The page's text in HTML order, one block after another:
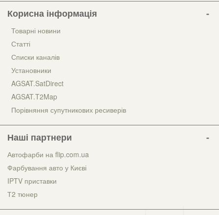
Корисна інформація
Товарні новини
Статті
Списки каналів
Установники
AGSAT.SatDirect
AGSAT.T2Map
Порівняння супутникових ресиверів
Наші партнери
Автофарби на flip.com.ua
Фарбування авто у Києві
IPTV приставки
Т2 тюнер